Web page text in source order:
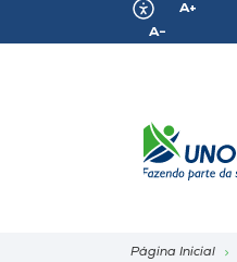
A+
A-
Página Inicial